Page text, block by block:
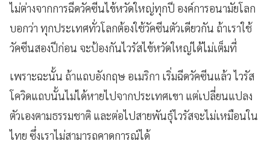
ไม่ต่างจากการฉีดวัคซีนไข้หวัดใหญ่ทุกปี องค์การอนามัยโลก
บอกว่า ทุกประเทศทั่วโลกต้องใช้วัคซีนตัวเดียวกัน ถ้าเราใช้
วัคซีนสองปีก่อน จะป้องกันไวรัสไข้หวัดใหญ่ได้ไม่เต็มที่
เพราะฉะนั้น ถ้าแถบอังกฤษ อเมริกา เริ่มฉีดวัคซีนแล้ว ไวรัส
โควิดแถบนั้นไม่ได้หายไปจากประเทศเขา แต่เปลี่ยนแปลง
ตัวเองตามธรรมชาติ และต่อไปสายพันธุ์ไวรัสจะไม่เหมือนใน
ไทย ซึ่งเราไม่สามารถคาดการณ์ได้